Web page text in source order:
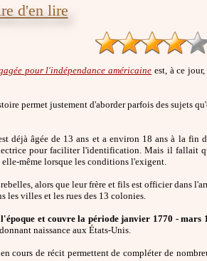
d'en lire
pour l'indépendance américaine est, à ce jour,
permet justement d'aborder parfois des sujets
déjà âgée de 13 ans et a environ 18 ans à la fin
pour faciliter l'identification. Mais il fallait
même lorsque les conditions l'exigent.
alors que leur frère et fils est officier dans
les villes et les rues des 13 colonies.
et couvre la période janvier 1770 - mars
naissance aux États-Unis.
en cours de récit permettent de compléter de